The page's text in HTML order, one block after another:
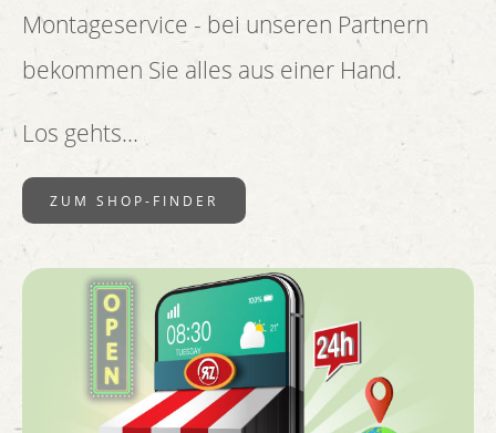
Montageservice - bei unseren Partnern
bekommen Sie alles aus einer Hand.
Los gehts...
ZUM SHOP-FINDER